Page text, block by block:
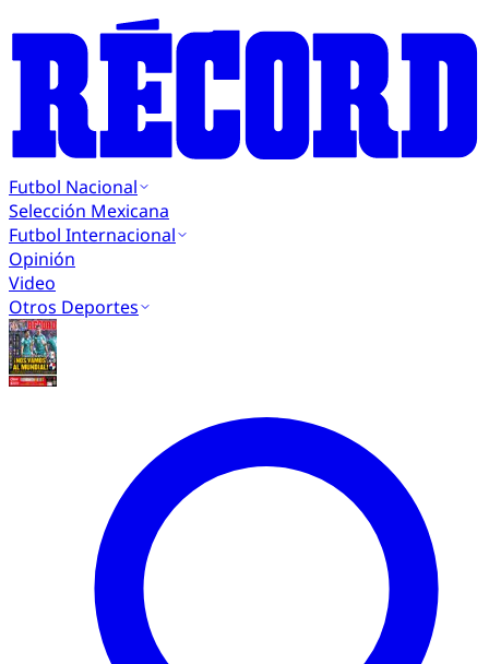
Futbol Nacional
Selección Mexicana
Futbol Internacional
Opinión
Video
Otros Deportes